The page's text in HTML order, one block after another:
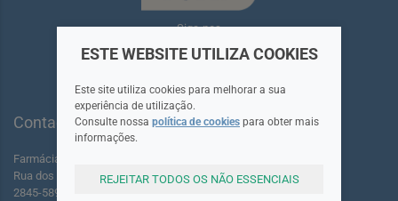
Siga-nos
Contactos
Farmácia dos Foros de Amora Lda.
Rua dos Foros Amora 220 A-B
2845-589 Seixal - Portugal
ESTE WEBSITE UTILIZA COOKIES
Este site utiliza cookies para melhorar a sua
experiência de utilização.
Consulte nossa política de cookies para obter mais
informações.
REJEITAR TODOS OS NÃO ESSENCIAIS